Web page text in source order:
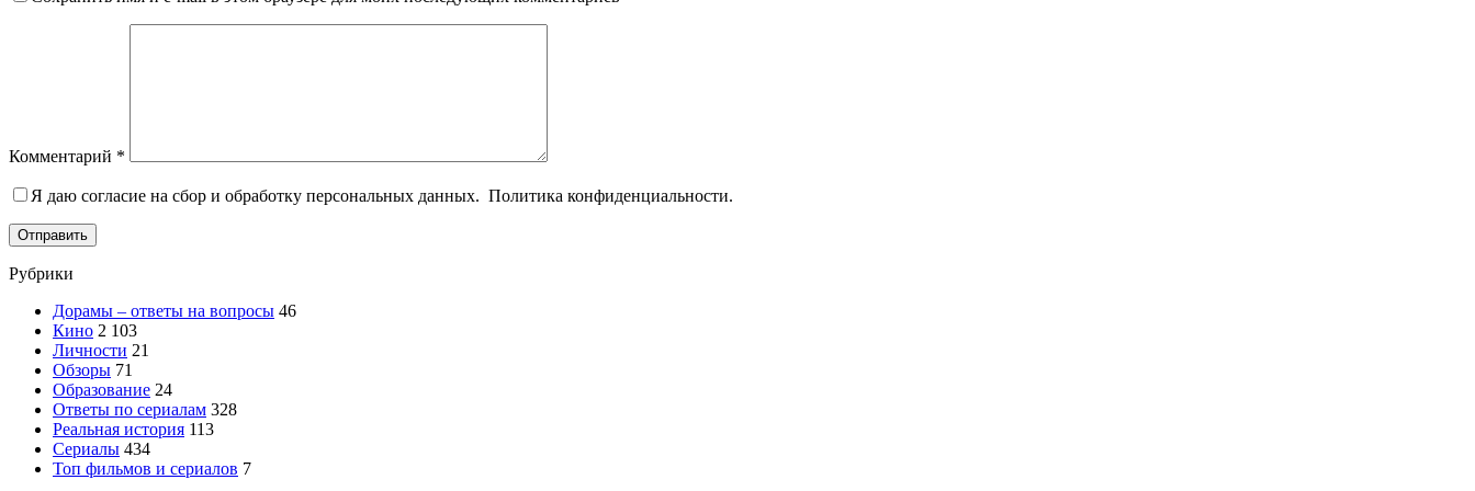
Комментарий *
Я даю согласие на сбор и обработку персональных данных. Политика конфиденциальности.
Отправить
Рубрики
Дорамы – ответы на вопросы 46
Кино 2 103
Личности 21
Обзоры 71
Образование 24
Ответы по сериалам 328
Реальная история 113
Сериалы 434
Топ фильмов и сериалов 7